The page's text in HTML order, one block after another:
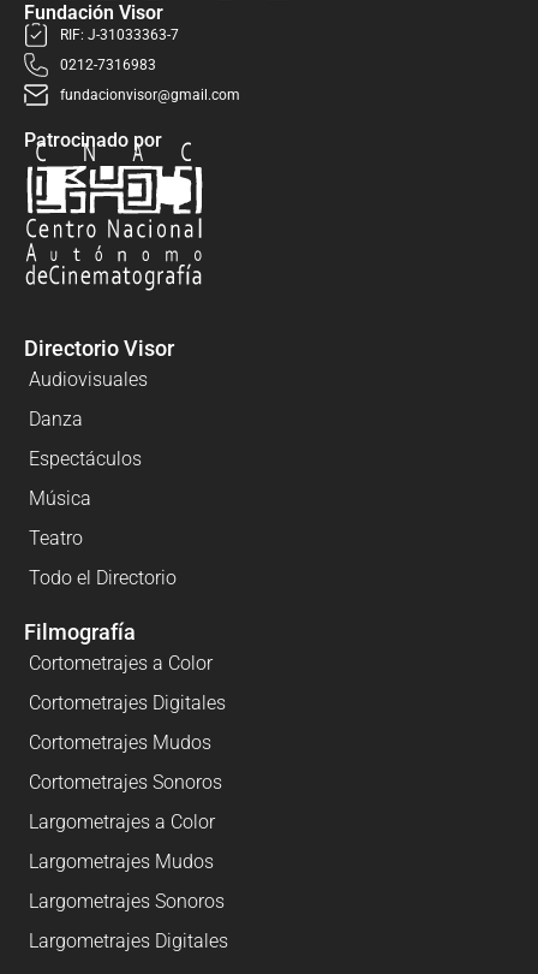
Fundación Visor
RIF: J-31033363-7
0212-7316983
fundacionvisor@gmail.com
Patrocinado por
Directorio Visor
Audiovisuales
Danza
Espectáculos
Música
Teatro
Todo el Directorio
Filmografía
Cortometrajes a Color
Cortometrajes Digitales
Cortometrajes Mudos
Cortometrajes Sonoros
Largometrajes a Color
Largometrajes Mudos
Largometrajes Sonoros
Largometrajes Digitales